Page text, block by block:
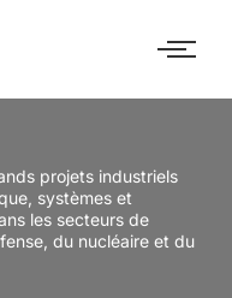
projets industriels
systèmes et
les secteurs de
du nucléaire et du